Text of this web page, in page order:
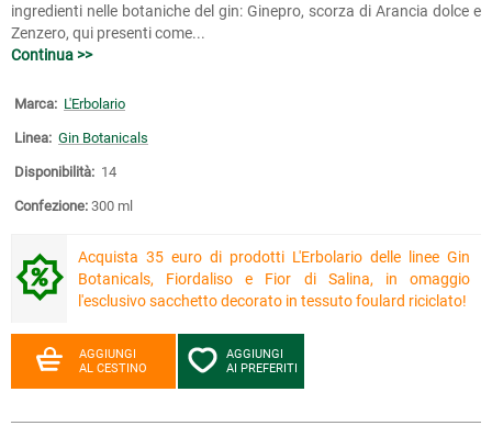
ingredienti nelle botaniche del gin: Ginepro, scorza di Arancia dolce e
Zenzero, qui presenti come...
Continua >>
Marca: L'Erbolario
Linea: Gin Botanicals
Disponibilità: 14
Confezione: 300 ml
Acquista 35 euro di prodotti L'Erbolario delle linee Gin
Botanicals, Fiordaliso e Fior di Salina, in omaggio
l'esclusivo sacchetto decorato in tessuto foulard riciclato!
AGGIUNGI
AL CESTINO
AGGIUNGI
AI PREFERITI